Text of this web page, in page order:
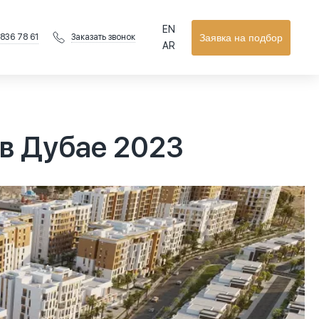
78 61 Заказать звонок Заявка на подбор
EN
AR
Дубае 2023